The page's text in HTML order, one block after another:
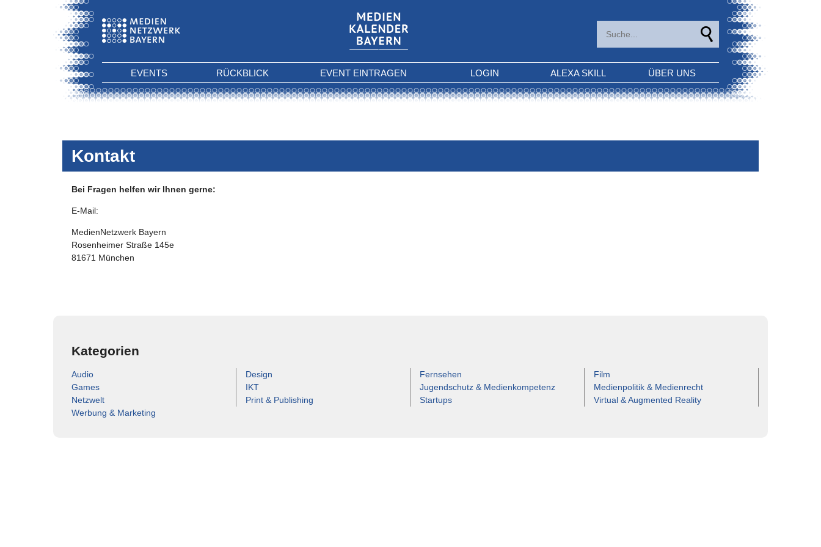
EVENTS RÜCKBLICK EVENT EINTRAGEN LOGIN ALEXA SKILL ÜBER UNS
Kontakt
Bei Fragen helfen wir Ihnen gerne:
E-Mail:
MedienNetzwerk Bayern
Rosenheimer Straße 145e
81671 München
Kategorien
Audio Design Fernsehen
Film
Games
IKT Jugendschutz & Medienkompetenz
Medienpolitik & Medienrecht
Netzwelt
Print & Publishing Startups
Virtual & Augmented Reality
Werbung & Marketing